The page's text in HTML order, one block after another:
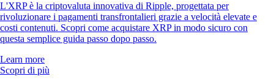
L'XRP è la criptovaluta innovativa di Ripple, progettata per
rivoluzionare i pagamenti transfrontalieri grazie a velocità elevate e
costi contenuti. Scopri come acquistare XRP in modo sicuro con
questa semplice guida passo dopo passo.
Learn more
Scopri di più